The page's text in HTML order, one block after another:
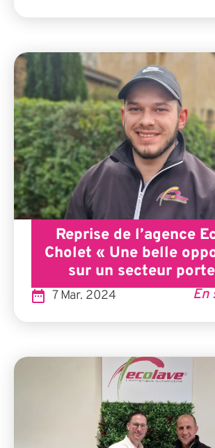
Reprise de l’agence
Cholet « Une belle
sur un secteur
7 Mar. 2024 En